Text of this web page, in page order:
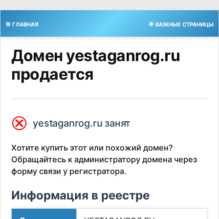
🎯 ГЛАВНАЯ 🌟 ВАЖНЫЕ СТРАНИЦЫ
Домен yestaganrog.ru
продается
⮿ yestaganrog.ru занят
Хотите купить этот или похожий домен?
Обращайтесь к администратору домена через
форму связи у регистратора.
Информация в реестре